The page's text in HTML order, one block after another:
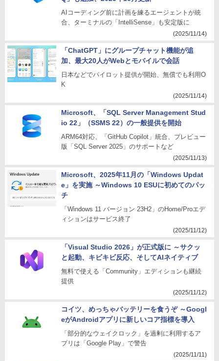
AIコーディング前に計画を練るエージェントが統
合、ターミナルの「IntelliSense」も安定版に
(2025/11/14)
「ChatGPT」にグループチャット機能が追
加、最大20人がWebとモバイルで会話
日本などでパイロット提供が開始、無償でも利用O
K
(2025/11/14)
Microsoft、「SQL Server Management Stud
io 22」（SSMS 22）の一般提供を開始
ARM64対応、「GitHub Copilot」統合、プレビュー
版「SQL Server 2025」のサポートなど
(2025/11/13)
Microsoft、2025年11月の「Windows Updat
e」を実施 ～Windows 10 ESUに初めてのパッ
チ
「Windows 11 バージョン 23H2」のHome/Proエデ
ィションはサービス終了
(2025/11/12)
「Visual Studio 2026」が正式版に ～サクッ
と起動、キビキビ反応、そしてAIネイティブ
無料で使える「Community」エディションも継続
提供
(2025/11/12)
コイツ、めっちゃバッテリーを食うぞ ～Googl
eがAndroidアプリに新しいコア指標を導入
「部分的なウェイクロック」を過剰に利用するア
プリは「Google Play」で警告
(2025/11/11)